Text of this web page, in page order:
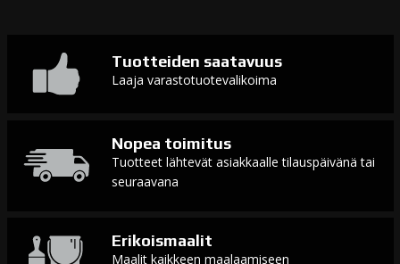
Tuotteiden saatavuus
Laaja varastotuotevalikoima
Nopea toimitus
Tuotteet lähtevät asiakkaalle tilauspäivänä tai
seuraavana
Erikoismaalit
Maalit kaikkeen maalaamiseen